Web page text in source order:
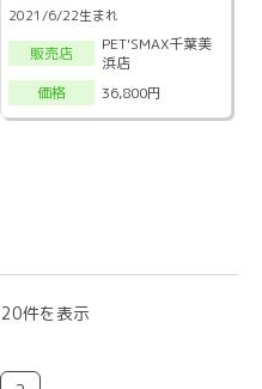
2021/6/22生まれ
販売店
PET'SMAX千葉美
浜店
価格
36,800円
件を表示